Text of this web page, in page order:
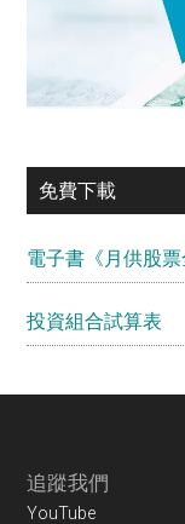
免費下載
電子書《月供股票
投資組合試算表
Footer
追蹤我們
YouTube